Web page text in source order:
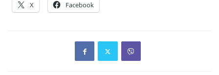
X Facebook